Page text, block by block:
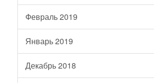
Февраль 2019
Январь 2019
Декабрь 2018